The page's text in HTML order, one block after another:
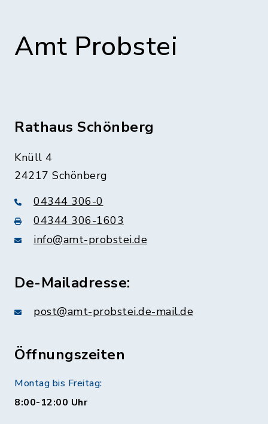
Amt Probstei
Rathaus Schönberg
Knüll 4
24217 Schönberg
04344 306-0
04344 306-1603
info@amt-probstei.de
De-Mailadresse:
post@amt-probstei.de-mail.de
Öffnungszeiten
Montag bis Freitag:
8:00-12:00 Uhr